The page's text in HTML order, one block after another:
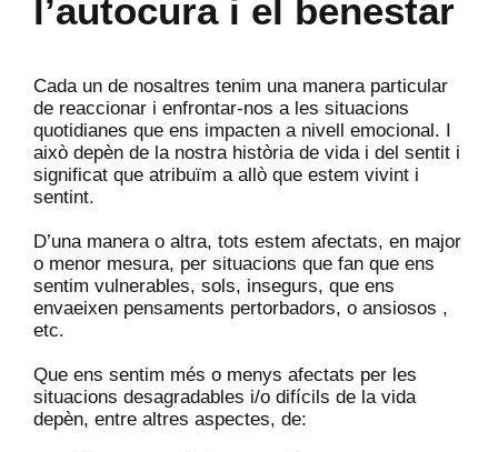
l’autocura i el benestar
Cada un de nosaltres tenim una manera particular
de reaccionar i enfrontar-nos a les situacions
quotidianes que ens impacten a nivell emocional. I
això depèn de la nostra història de vida i del sentit i
significat que atribuïm a allò que estem vivint i
sentint.
D’una manera o altra, tots estem afectats, en major
o menor mesura, per situacions que fan que ens
sentim vulnerables, sols, insegurs, que ens
envaeixen pensaments pertorbadors, o ansiosos ,
etc.
Que ens sentim més o menys afectats per les
situacions desagradables i/o difícils de la vida
depèn, entre altres aspectes, de: